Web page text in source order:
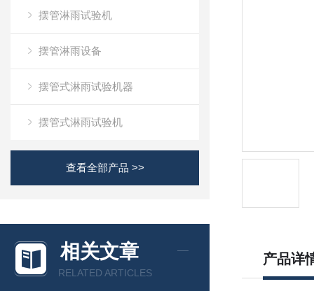
摆管淋雨试验机
摆管淋雨设备
摆管式淋雨试验机器
摆管式淋雨试验机
查看全部产品 >>
相关文章
RELATED ARTICLES
产品详